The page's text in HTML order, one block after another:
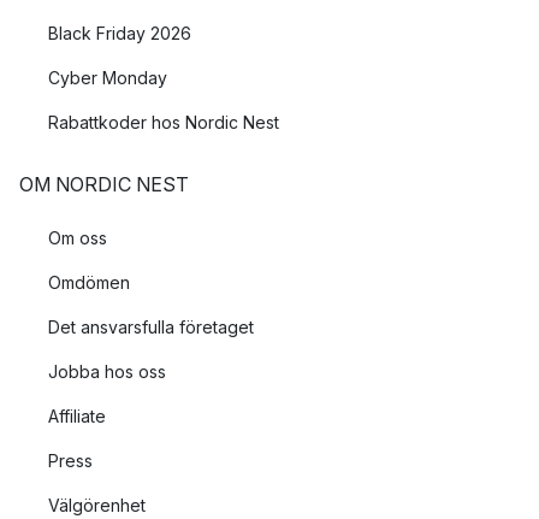
Black Friday 2026
Cyber Monday
Rabattkoder hos Nordic Nest
OM NORDIC NEST
Om oss
Omdömen
Det ansvarsfulla företaget
Jobba hos oss
Affiliate
Press
Välgörenhet